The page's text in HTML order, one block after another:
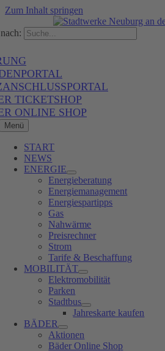
Zum Inhalt springen
TICKETSHOP
ONLINE SHOP
Menü
START
NEWS
ENERGIE
Energieberatung
Energiemanagement
Energiespartipps
Gas
Nahwärme
Preisrechner
Strom
Tarife & Beschaffung
MOBILITÄT
Elektromobilität
Parken
Stadtbus
Jahreskarte kaufen
BÄDER
Aktionen
Bäder Online Shop